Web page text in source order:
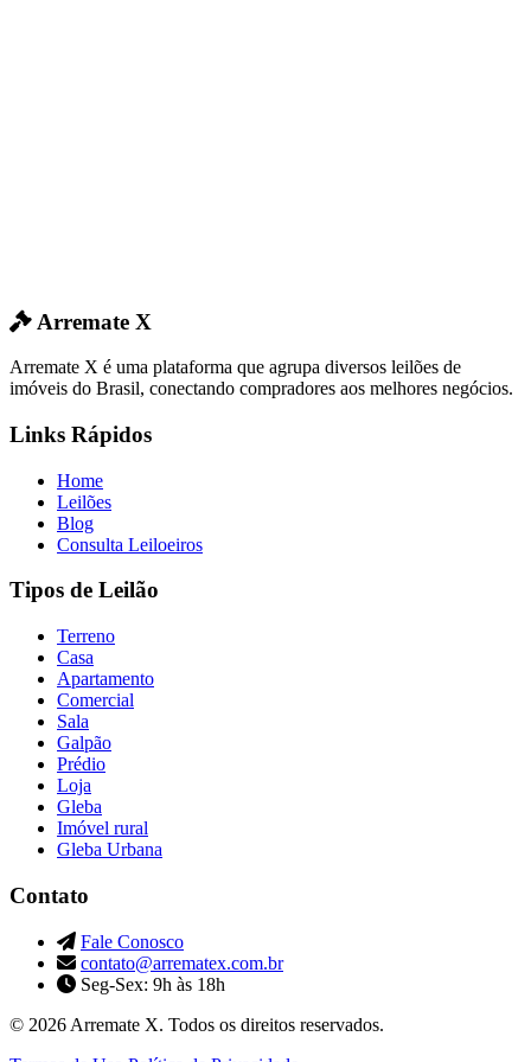
Arremate X
Arremate X é uma plataforma que agrupa diversos leilões de
imóveis do Brasil, conectando compradores aos melhores negócios.
Links Rápidos
Home
Leilões
Blog
Consulta Leiloeiros
Tipos de Leilão
Terreno
Casa
Apartamento
Comercial
Sala
Galpão
Prédio
Loja
Gleba
Imóvel rural
Gleba Urbana
Contato
Fale Conosco
contato@arrematex.com.br
Seg-Sex: 9h às 18h
© 2026 Arremate X. Todos os direitos reservados.